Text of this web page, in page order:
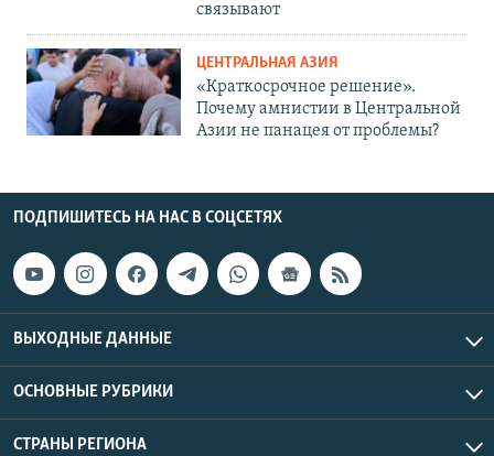
связывают
ЦЕНТРАЛЬНАЯ АЗИЯ
«Краткосрочное решение».
Почему амнистии в Центральной
Азии не панацея от проблемы?
ПОДПИШИТЕСЬ НА НАС В СОЦСЕТЯХ
ВЫХОДНЫЕ ДАННЫЕ
ОСНОВНЫЕ РУБРИКИ
СТРАНЫ РЕГИОНА